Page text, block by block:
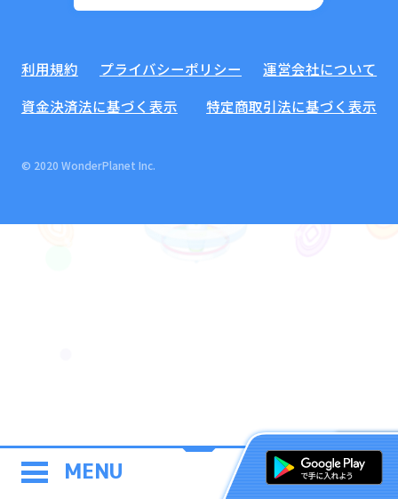
MENU
利用規約 プライバシーポリシー
運営会社について
資金決済法に基づく表示
特定商取引法に基づく表示
© 2020 WonderPlanet Inc.